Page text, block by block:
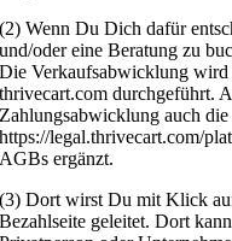
(2) Wenn Du Dich dafür
und/oder eine Beratung zu
Die Verkaufsabwicklung wird
thrivecart.com durchgeführt.
Zahlungsabwicklung auch
https://legal.thrivecart.com/
AGBs ergänzt.
(3) Dort wirst Du mit Klick
Bezahlseite geleitet. Dort